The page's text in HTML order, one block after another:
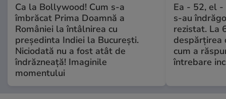
Ca la Bollywood! Cum s-a
îmbrăcat Prima Doamnă a
României la întâlnirea cu
președinta Indiei la București.
Niciodată nu a fost atât de
îndrăzneață! Imaginile
momentului
Ea - 52, el -
s-au
rezistat. La
despărțirea
cum a
întrebare